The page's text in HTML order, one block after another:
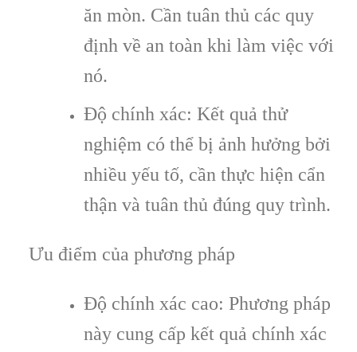
ăn mòn. Cần tuân thủ các quy
định về an toàn khi làm việc với
nó.
Độ chính xác: Kết quả thử
nghiệm có thể bị ảnh hưởng bởi
nhiều yếu tố, cần thực hiện cẩn
thận và tuân thủ đúng quy trình.
Ưu điểm của phương pháp
Độ chính xác cao: Phương pháp
này cung cấp kết quả chính xác